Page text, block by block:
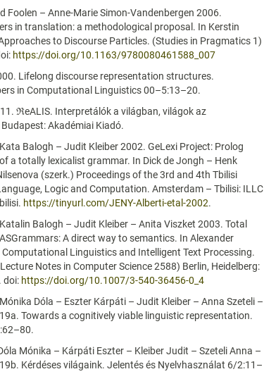
Foolen – Anne-Marie Simon-Vandenbergen 2006.
in translation: a methodological proposal. In Kerstin
to Discourse Particles. (Studies in Pragmatics 1)
https://doi.org/10.1163/9780080461588_007
Lifelong discourse representation structures.
in Computational Linguistics 00–5:13–20.
ℜeALIS. Interpretálók a világban, világok az
Akadémiai Kiadó.
Balogh – Judit Kleiber 2002. GeLexi Project: Prolog
a totally lexicalist grammar. In Dick de Jongh – Henk
(szerk.) Proceedings of the 3rd and 4th Tbilisi
Logic and Computation. Amsterdam – Tbilisi: ILLC
https://tinyurl.com/JENY-Alberti-etal-2002.
Balogh – Judit Kleiber – Anita Viszket 2003. Total
A direct way to semantics. In Alexander
Computational Linguistics and Intelligent Text Processing.
Notes in Computer Science 2588) Berlin, Heidelberg:
doi: https://doi.org/10.1007/3-540-36456-0_4
Dóla – Eszter Kárpáti – Judit Kleiber – Anna Szeteli –
Towards a cognitively viable linguistic representation.
Mónika – Kárpáti Eszter – Kleiber Judit – Szeteli Anna –
Kérdéses világaink. Jelentés és Nyelvhasználat 6/2:11–